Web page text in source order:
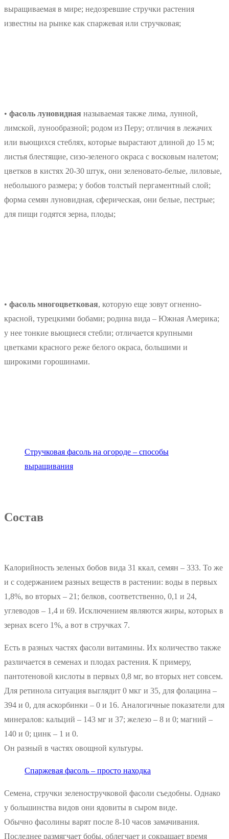
выращиваемая в мире; недозревшие стручки растения
известны на рынке как спаржевая или стручковая;
• фасоль луновидная называемая также лима, лунной,
лимской, лунообразной; родом из Перу; отличия в лежачих
или вьющихся стеблях, которые вырастают длиной до 15 м;
листья блестящие, сизо-зеленого окраса с восковым налетом;
цветков в кистях 20-30 штук, они зеленовато-белые, лиловые,
небольшого размера; у бобов толстый пергаментный слой;
форма семян луновидная, сферическая, они белые, пестрые;
для пищи годятся зерна, плоды;
• фасоль многоцветковая, которую еще зовут огненно-
красной, турецкими бобами; родина вида – Южная Америка;
у нее тонкие вьющиеся стебли; отличается крупными
цветками красного реже белого окраса, большими и
широкими горошинами.
Стручковая фасоль на огороде – способы
выращивания
Состав
Калорийность зеленых бобов вида 31 ккал, семян – 333. То же
и с содержанием разных веществ в растении: воды в первых
1,8%, во вторых – 21; белков, соответственно, 0,1 и 24,
углеводов – 1,4 и 69. Исключением являются жиры, которых в
зернах всего 1%, а вот в стручках 7.
Есть в разных частях фасоли витамины. Их количество также
различается в семенах и плодах растения. К примеру,
пантотеновой кислоты в первых 0,8 мг, во вторых нет совсем.
Для ретинола ситуация выглядит 0 мкг и 35, для фолацина –
394 и 0, для аскорбинки – 0 и 16. Аналогичные показатели для
минералов: кальций – 143 мг и 37; железо – 8 и 0; магний –
140 и 0; цинк – 1 и 0.
Он разный в частях овощной культуры.
Спаржевая фасоль – просто находка
Семена, стручки зеленостручковой фасоли съедобны. Однако
у большинства видов они ядовиты в сыром виде.
Обычно фасолины варят после 8-10 часов замачивания.
Последнее размягчает бобы, облегчает и сокращает время